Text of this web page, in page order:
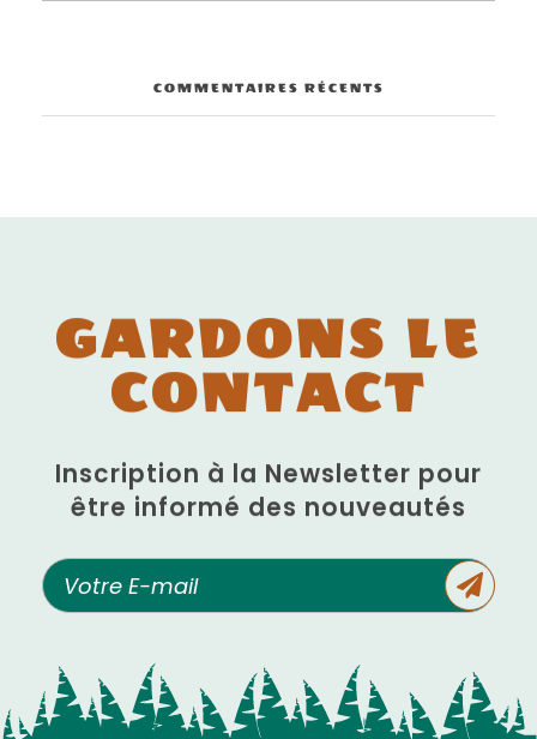
COMMENTAIRES RÉCENTS
GARDONS LE
CONTACT
Inscription à la Newsletter pour
être informé des nouveautés